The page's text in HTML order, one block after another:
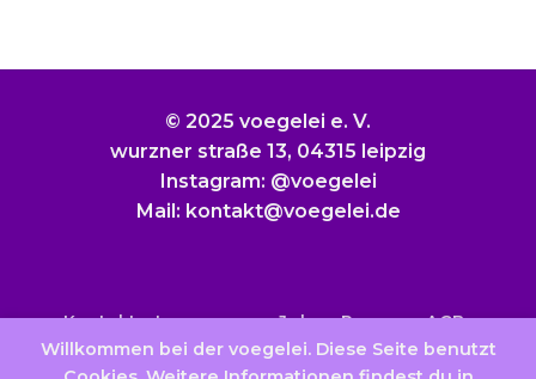
© 2025 voegelei e. V.
wurzner straße 13, 04315 leipzig
Instagram: @voegelei
Mail: kontakt@voegelei.de
Kontakt Impressum Jobs Presse
AGB
Datenschutzerklärung
Widerrufsbelehrung
Willkommen bei der voegelei. Diese Seite benutzt